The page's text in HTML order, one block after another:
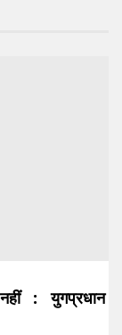
: युगप्रधान